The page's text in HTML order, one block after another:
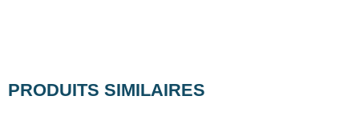
PRODUITS SIMILAIRES